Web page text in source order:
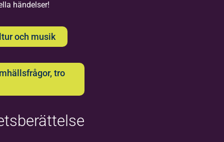
oss på Bilda i
Visby
händelser!
och musik
tro